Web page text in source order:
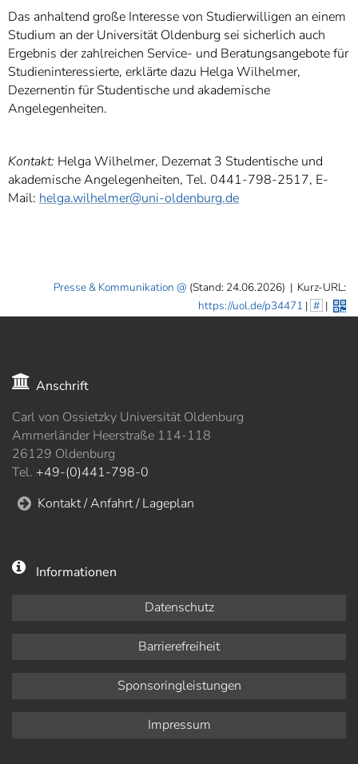
Das anhaltend große Interesse von Studierwilligen an einem
Studium an der Universität Oldenburg sei sicherlich auch
Ergebnis der zahlreichen Service- und Beratungsangebote für
Studieninteressierte, erklärte dazu Helga Wilhelmer,
Dezernentin für Studentische und akademische
Angelegenheiten.
Kontakt: Helga Wilhelmer, Dezernat 3 Studentische und
akademische Angelegenheiten, Tel. 0441-798-2517, E-
Mail: helga.wilhelmer@uni-oldenburg.de
Presse & Kommunikation (Stand: 24.06.2026) | Kurz-URL:
https://uol.de/p34471 | # |
Anschrift
Carl von Ossietzky Universität Oldenburg
Ammerländer Heerstraße 114-118
26129 Oldenburg
Tel. +49-(0)441-798-0
Kontakt / Anfahrt / Lageplan
Informationen
Datenschutz
Barrierefreiheit
Sponsoringleistungen
Impressum